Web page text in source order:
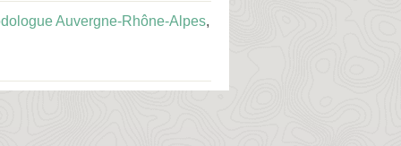
Auvergne-Rhône-Alpes,